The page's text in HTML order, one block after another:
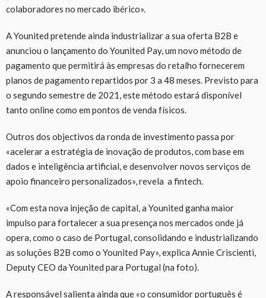
colaboradores no mercado ibérico».
A Younited pretende ainda industrializar a sua oferta B2B e
anunciou o lançamento do Younited Pay, um novo método de
pagamento que permitirá às empresas do retalho fornecerem
planos de pagamento repartidos por 3 a 48 meses. Previsto para
o segundo semestre de 2021, este método estará disponível
tanto online como em pontos de venda físicos.
Outros dos objectivos da ronda de investimento passa por
«acelerar a estratégia de inovação de produtos, com base em
dados e inteligência artificial, e desenvolver novos serviços de
apoio financeiro personalizados», revela a fintech.
«Com esta nova injeção de capital, a Younited ganha maior
impulso para fortalecer a sua presença nos mercados onde já
opera, como o caso de Portugal, consolidando e industrializando
as soluções B2B como o Younited Pay», explica Annie Criscienti,
Deputy CEO da Younited para Portugal (na foto).
A responsável salienta ainda que «o consumidor português é